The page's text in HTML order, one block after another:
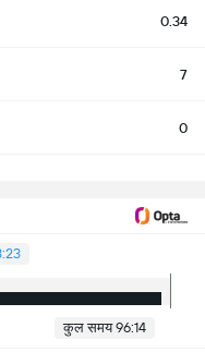
0.34
7
0
कुल समय 96:14